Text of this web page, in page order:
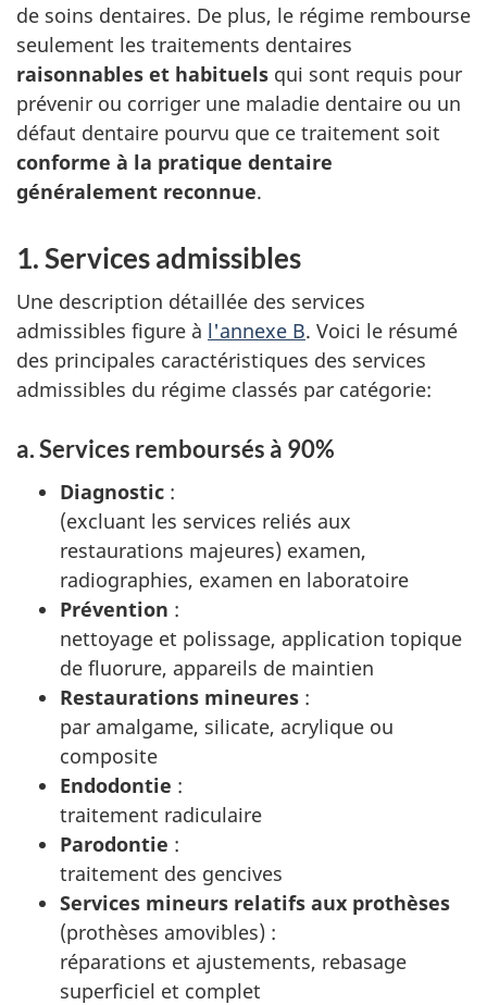
de soins dentaires. De plus, le régime rembourse
seulement les traitements dentaires
raisonnables et habituels qui sont requis pour
prévenir ou corriger une maladie dentaire ou un
défaut dentaire pourvu que ce traitement soit
conforme à la pratique dentaire
généralement reconnue.
1. Services admissibles
Une description détaillée des services
admissibles figure à l'annexe B. Voici le résumé
des principales caractéristiques des services
admissibles du régime classés par catégorie:
a. Services remboursés à 90%
Diagnostic :
(excluant les services reliés aux
restaurations majeures) examen,
radiographies, examen en laboratoire
Prévention :
nettoyage et polissage, application topique
de fluorure, appareils de maintien
Restaurations mineures :
par amalgame, silicate, acrylique ou
composite
Endodontie :
traitement radiculaire
Parodontie :
traitement des gencives
Services mineurs relatifs aux prothèses
(prothèses amovibles) :
réparations et ajustements, rebasage
superficiel et complet